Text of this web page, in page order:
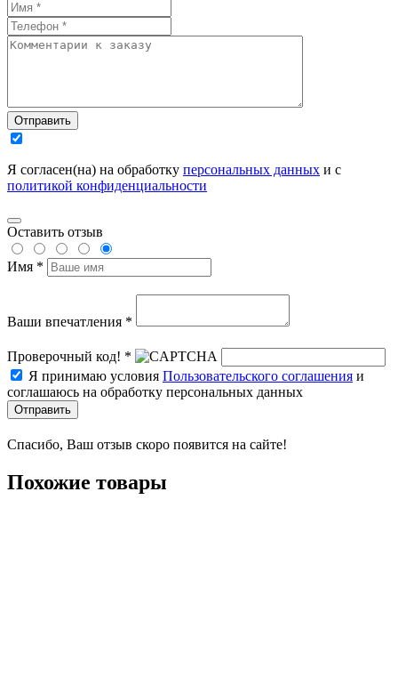
Отправить
Я согласен(на) на обработку персональных данных и с
политикой конфиденциальности
Оставить отзыв
Имя *
Ваши впечатления *
Проверочный код! *
Я принимаю условия Пользовательского соглашения и
соглашаюсь на обработку персональных данных
Отправить
Спасибо, Ваш отзыв скоро появится на сайте!
Похожие товары